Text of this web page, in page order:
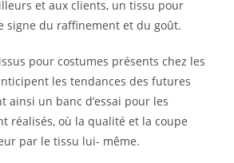
et aux clients, un tissu pour
signe du raffinement et du goût.
pour costumes présents chez les
les tendances des futures
ainsi un banc d’essai pour les
réalisés, où la qualité et la coupe
par le tissu lui- même.